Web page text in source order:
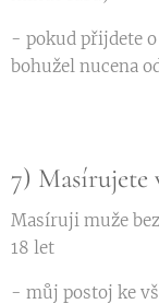
- pokud přijdete
bohužel nucena
7) Masírujete
Masíruji muže
18 let
- můj postoj ke